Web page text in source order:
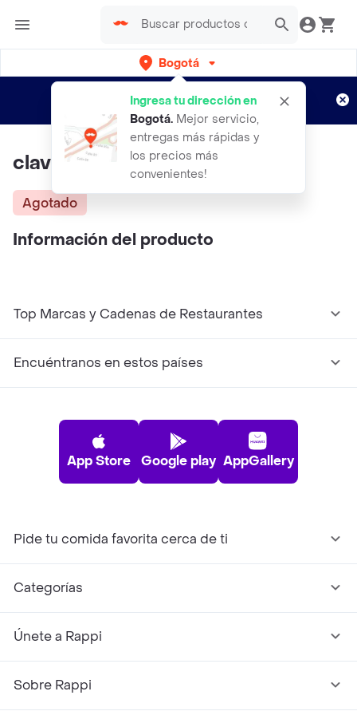
Bogotá
Ingresa tu dirección en
Bogotá. Mejor servicio,
entregas más rápidas y
los precios más
convenientes!
envíos gratis por semanas
Aplican TyC
claveles en arreglo floral
Agotado
Información del producto
Top Marcas y Cadenas de Restaurantes
Encuéntranos en estos países
App Store Google play AppGallery
Pide tu comida favorita cerca de ti
Categorías
Únete a Rappi
Sobre Rappi